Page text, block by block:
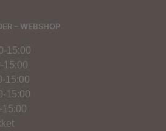
– WEBSHOP
15:00
15:00
15:00
15:00
15:00